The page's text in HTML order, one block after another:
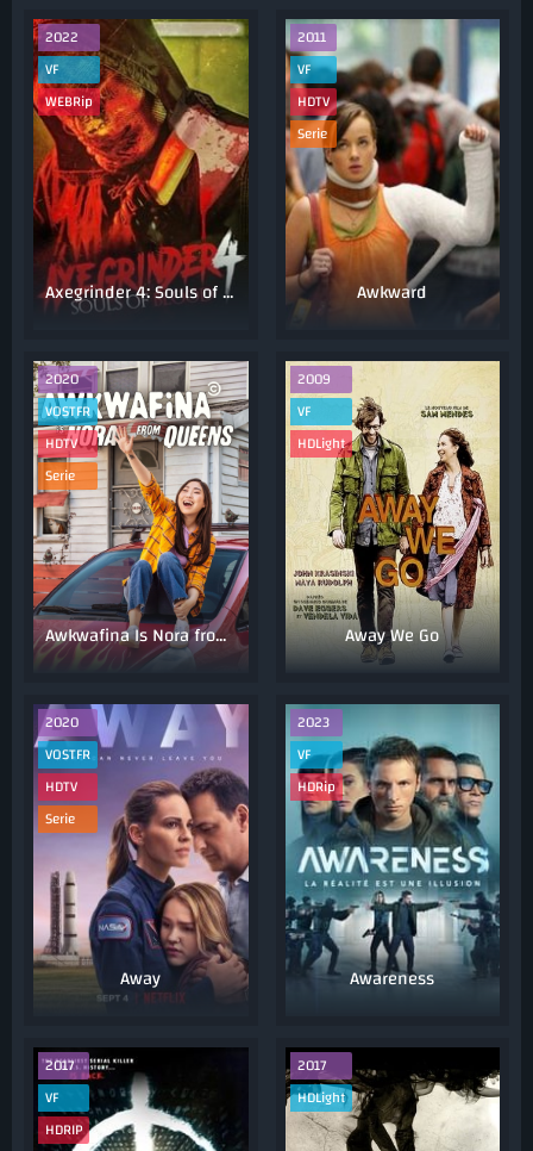
Axegrinder 4: Souls of Blood
2022
VF
WEBRip
Awkward
2011
VF
HDTV
Serie
Awkwafina Is Nora from Queens
2020
VOSTFR
HDTV
Serie
Away We Go
2009
VF
HDLight
Away
2020
VOSTFR
HDTV
Serie
Awareness
2023
VF
HDRip
2017
VF
HDRIP
2017
HDLight